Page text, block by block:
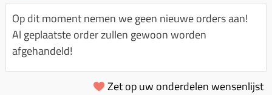
Spanningsregelaar
Toerenbegrenzer
Remlichtschakelaar
Luchtfilter (delen)
Luchtfilter deksel
Motor blokken
Membraan (delen)
Km teller kabel
Kickstart deksel
Kickstart ronsel
Kinderzitje (scooter)
Olie-onderhoudsmiddelen
Oppakbeugel
Op dit moment nemen we geen nieuwe orders aan!
Al geplaatste order zullen gewoon worden
afgehandeld!
Zet op uw onderdelen wensenlijst